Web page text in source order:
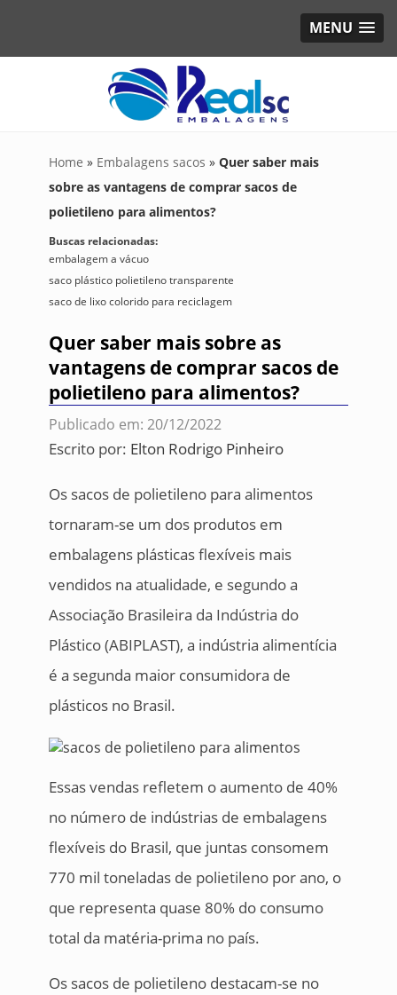
MENU
Home » Embalagens sacos » Quer saber mais
sobre as vantagens de comprar sacos de
polietileno para alimentos?
Buscas relacionadas:
embalagem a vácuo
saco plástico polietileno transparente
saco de lixo colorido para reciclagem
Quer saber mais sobre as
vantagens de comprar sacos de
polietileno para alimentos?
Publicado em: 20/12/2022
Escrito por: Elton Rodrigo Pinheiro
Os sacos de polietileno para alimentos
tornaram-se um dos produtos em
embalagens plásticas flexíveis mais
vendidos na atualidade, e segundo a
Associação Brasileira da Indústria do
Plástico (ABIPLAST), a indústria alimentícia
é a segunda maior consumidora de
plásticos no Brasil.
Essas vendas refletem o aumento de 40%
no número de indústrias de embalagens
flexíveis do Brasil, que juntas consomem
770 mil toneladas de polietileno por ano, o
que representa quase 80% do consumo
total da matéria-prima no país.
Os sacos de polietileno destacam-se no